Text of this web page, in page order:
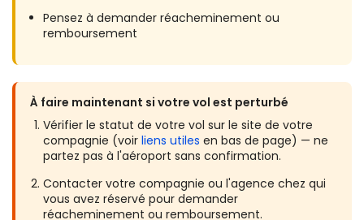
Pensez à demander réacheminement ou
remboursement
À faire maintenant si votre vol est perturbé
Vérifier le statut de votre vol sur le site de votre
compagnie (voirliens utiles en bas de page) — ne
partez pas à l'aéroport sans confirmation.
Contacter votre compagnie ou l'agence chez qui
vous avez réservé pour demander
réacheminement ou remboursement.